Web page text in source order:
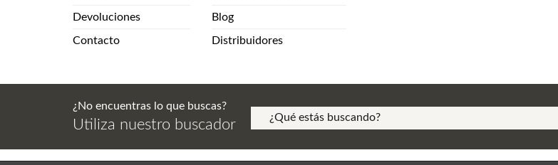
Devoluciones
Contacto
Blog
Distribuidores
¿No encuentras lo que buscas?
Utiliza nuestro buscador